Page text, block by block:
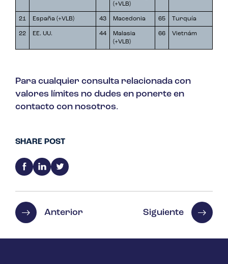
(+VLB)
21 España (+VLB) 43 Macedonia 65 Turquía
22 EE. UU. 44
Malasia
(+VLB)
66 Vietnám
Para cualquier consulta relacionada con
valores límites no dudes en ponerte en
contacto con nosotros.
SHARE POST
Anterior Siguiente